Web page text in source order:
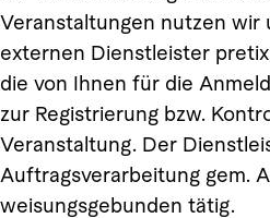
Veranstaltungen nutzen wir
externen Dienstleister
die von Ihnen für die
zur Registrierung bzw.
Veranstaltung. Der
Auftragsverarbeitung gem.
weisungsgebunden tätig.